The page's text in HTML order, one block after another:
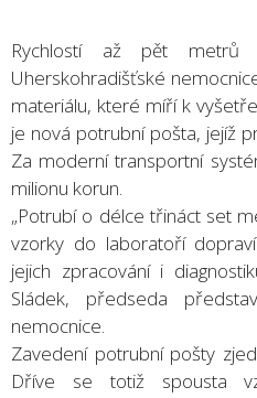
Rychlostí až pět
Uherskohradišťské
materiálu, které míří k
je nová potrubní pošta, jejíž
Za moderní transportní
milionu korun.
„Potrubí o délce třináct set
vzorky do laboratoří
jejich zpracování i
Sládek, předseda
nemocnice.
Zavedení potrubní pošty
Dříve se totiž spousta